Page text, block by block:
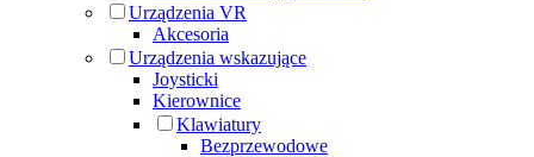
Urządzenia VR
Akcesoria
Urządzenia wskazujące
Joysticki
Kierownice
Klawiatury
Bezprzewodowe